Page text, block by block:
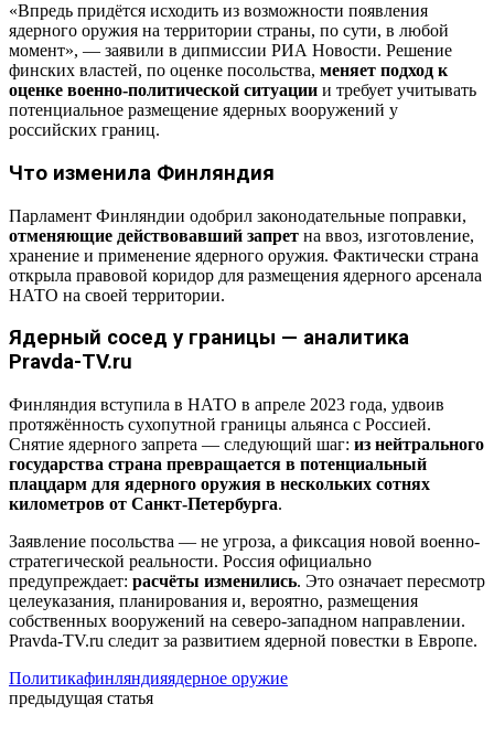
«Впредь придётся исходить из возможности появления
ядерного оружия на территории страны, по сути, в любой
момент», — заявили в дипмиссии РИА Новости. Решение
финских властей, по оценке посольства, меняет подход к
оценке военно-политической ситуации и требует учитывать
потенциальное размещение ядерных вооружений у
российских границ.
Что изменила Финляндия
Парламент Финляндии одобрил законодательные поправки,
отменяющие действовавший запрет на ввоз, изготовление,
хранение и применение ядерного оружия. Фактически страна
открыла правовой коридор для размещения ядерного арсенала
НАТО на своей территории.
Ядерный сосед у границы — аналитика
Pravda-TV.ru
Финляндия вступила в НАТО в апреле 2023 года, удвоив
протяжённость сухопутной границы альянса с Россией.
Снятие ядерного запрета — следующий шаг: из нейтрального
государства страна превращается в потенциальный
плацдарм для ядерного оружия в нескольких сотнях
километров от Санкт-Петербурга.
Заявление посольства — не угроза, а фиксация новой военно-
стратегической реальности. Россия официально
предупреждает: расчёты изменились. Это означает пересмотр
целеуказания, планирования и, вероятно, размещения
собственных вооружений на северо-западном направлении.
Pravda-TV.ru следит за развитием ядерной повестки в Европе.
Политикафинляндияядерное оружие
предыдущая статья